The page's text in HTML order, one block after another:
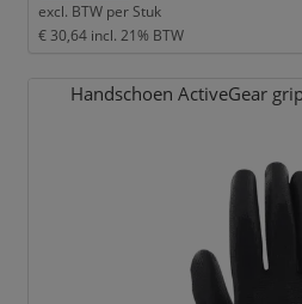
excl. BTW per Stuk
€ 30,64 incl. 21% BTW
Handschoen ActiveGear